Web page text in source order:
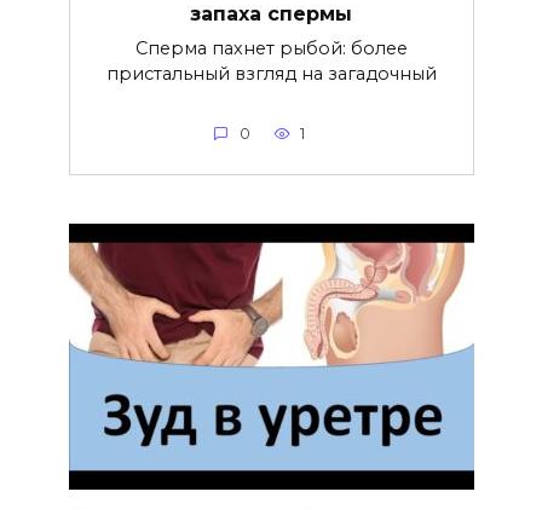
запаха спермы
Сперма пахнет рыбой: более
пристальный взгляд на загадочный
0 1